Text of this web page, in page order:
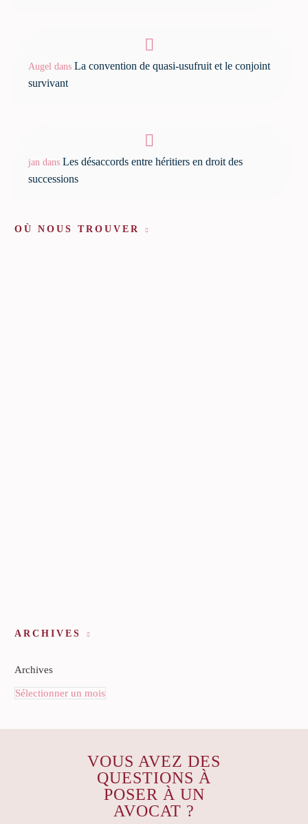
Augel dans La convention de quasi-usufruit et le conjoint
survivant
jan dans Les désaccords entre héritiers en droit des
successions
OÙ NOUS TROUVER
ARCHIVES
Archives
Sélectionner un mois
VOUS AVEZ DES
QUESTIONS À
POSER À UN
AVOCAT ?